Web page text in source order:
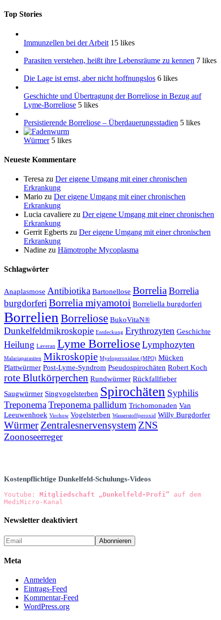
Top Stories
Immunzellen bei der Arbeit 15 likes
Parasiten verstehen, heißt ihre Lebensräume zu kennen 7 likes
Die Lage ist ernst, aber nicht hoffnungslos 6 likes
Geschichte und Übertragung der Borreliose in Bezug auf
Lyme-Borreliose 5 likes
Persistierende Borreliose – Überdauerungsstadien 5 likes
Würmer 5 likes
Neueste Kommentare
Teresa zu Der eigene Umgang mit einer chronischen
Erkrankung
Mario zu Der eigene Umgang mit einer chronischen
Erkrankung
Lucia cavaliere zu Der eigene Umgang mit einer chronischen
Erkrankung
Gerrit Egberts zu Der eigene Umgang mit einer chronischen
Erkrankung
Nadine zu Hämotrophe Mycoplasma
Schlagwörter
Anaplasmose Antibiotika Bartonellose Borrelia Borrelia
burgdorferi Borrelia miyamotoi Borreliella burgdorferi
Borrelien Borreliose BukoVitaN®
Dunkelfeldmikroskopie Entdeckung Erythrozyten Geschichte
Heilung Laveran Lyme BorrelioseLymphozyten
Malariaparasiten Mikroskopie Myeloperoxidase (MPO) Mücken
Plattwürmer Post-Lyme-Syndrom Pseudospirochäten Robert Koch
rote Blutkörperchen Rundwürmer Rückfallfieber
Saugwürmer Singvogelsterben Spirochäten Syphilis
TreponemaTreponema pallidum Trichomonaden Van
Leeuwenhoek Virchow Vogelsterben Wasserstoffperoxid Willy Burgdorfer
Würmer Zentralesnervensystem ZNS
Zoonoseerreger
Kostenpflichtige Dunkelfeld-Schulungs-Videos
Youtube: Mitgliedschaft „Dunkelfeld-Profi“ auf dem
MediMicro-Kanal
Newsletter deaktiviert
Meta
Anmelden
Eintrags-Feed
Kommentar-Feed
WordPress.org